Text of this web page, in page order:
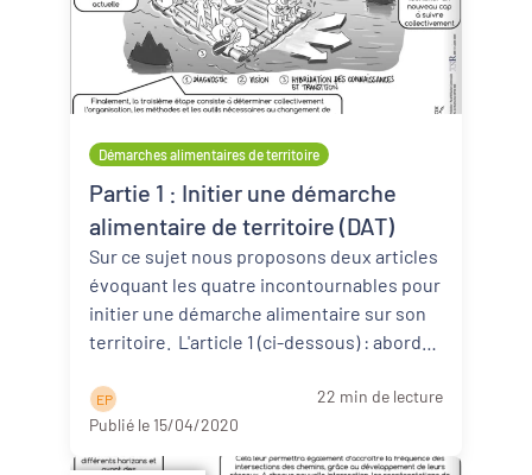
Démarches alimentaires de territoire
Partie 1 : Initier une démarche
alimentaire de territoire (DAT)
Sur ce sujet nous proposons deux articles
évoquant les quatre incontournables pour
initier une démarche alimentaire sur son
territoire. L'article 1 (ci-dessous) : aborde
E P
22 min de lecture
Publié le 15/04/2020